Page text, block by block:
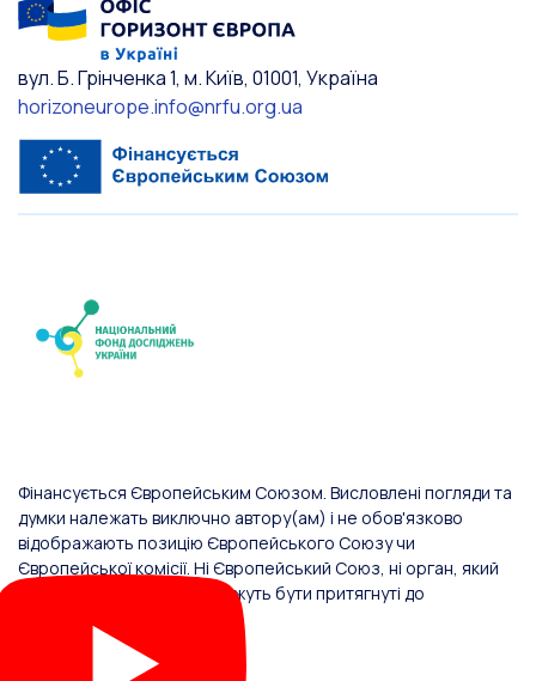
вул. Б. Грінченка 1, м. Київ, 01001, Україна
horizoneurope.info@nrfu.org.ua
Фінансується Європейським Союзом. Висловлені погляди та
думки належать виключно автору(ам) і не обов'язково
відображають позицію Європейського Союзу чи
Європейської комісії. Ні Європейський Союз, ні орган, який
надав фінансування, не можуть бути притягнуті до